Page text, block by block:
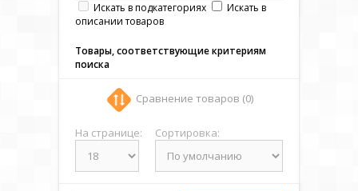
Искать в подкатегориях
Искать в
описании товаров
Товары, соответствующие критериям
поиска
Сравнение товаров (0)
На странице: Сортировка: